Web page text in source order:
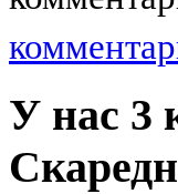
У нас 3